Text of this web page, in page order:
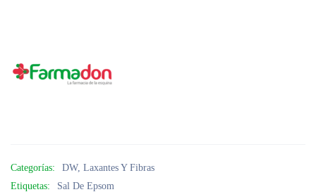
Categorías: DW, Laxantes Y Fibras
Etiquetas:
Sal De Epsom